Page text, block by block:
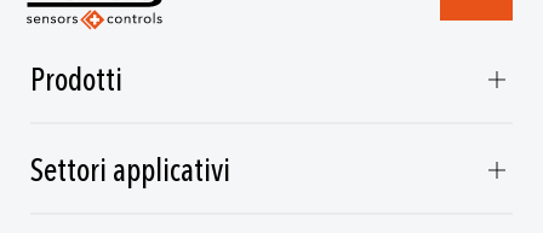
Prodotti
Settori applicativi